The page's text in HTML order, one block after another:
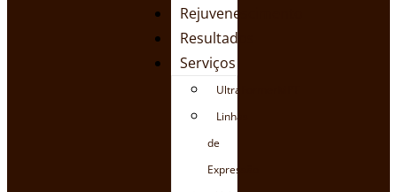
Rejuvenescimento
Resultados
Serviços
UltraFormerMPT
Linhas
de
Expressão